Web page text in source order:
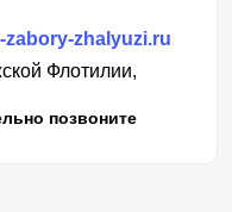
zhalyuzi.ru
Флотилии,
позвоните